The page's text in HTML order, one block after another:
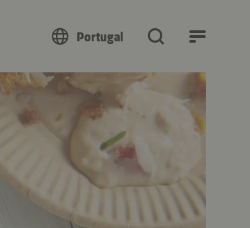
Portugal